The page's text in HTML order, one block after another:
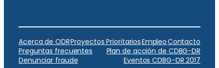
Acerca de ODRProyectos PrioritariosEmpleoContacto
Preguntas frecuentes
Plan de acción de CDBG-DR
Denunciar fraude
Eventos CDBG-DR 2017